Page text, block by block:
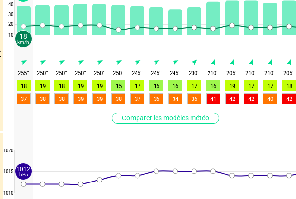
Comparer les modèles météo
40
30
20
10
1020
1015
1010
255° 250° 250° 250° 250° 250° 245° 245° 245° 230° 210° 205° 210° 210° 205°
18
19 18 19 19 15 17 16 16 17 16 19 17 17 18
37
38 38 39 39 38 37 36 34 36 41 42 42 40 42
18
km/h
1012
hPa